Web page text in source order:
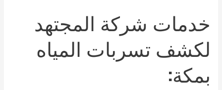
خدمات شركة المجتهد
لكشف تسربات المياه
بمكة: